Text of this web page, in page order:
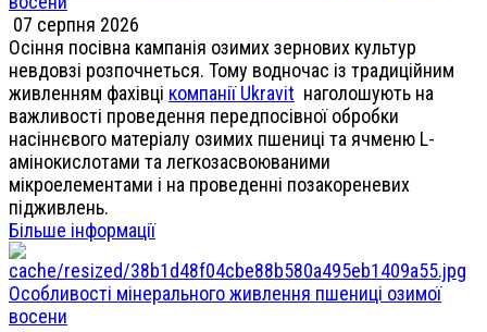
07 серпня 2026
Осіння посівна кампанія озимих зернових культур
невдовзі розпочнеться. Тому водночас із традиційним
живленням фахівці компанії Ukravit наголошують на
важливості проведення передпосівної обробки
насіннєвого матеріалу озимих пшениці та ячменю L-
амінокислотами та легкозасвоюваними
мікроелементами і на проведенні позакореневих
підживлень.
Більше інформації
Особливості мінерального живлення пшениці озимої
восени